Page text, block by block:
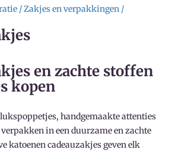
/Zakjes en verpakkingen /
en zachte stoffen
kopen
handgemaakte attenties
in een duurzame en zachte
katoenen cadeauzakjes geven elk